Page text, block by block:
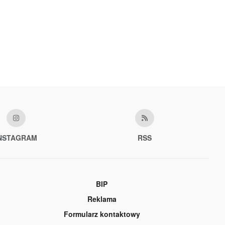
RSS
BIP
Reklama
Formularz kontaktowy